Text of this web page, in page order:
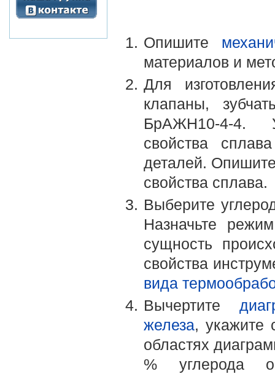
Опишите
материалов и
Для
клапаны,
БрАЖН10-4-4.
свойства
деталей.
свойства сплава.
Выберите
Назначьте
сущность
свойства
вида
Вычертите
железа, укажите
областях
% углерода